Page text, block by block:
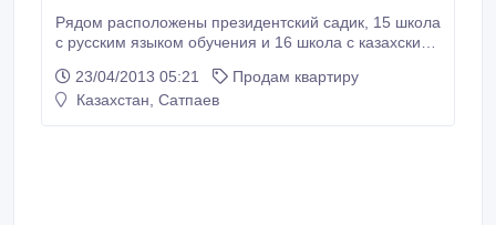
Рядом расположены президентский садик, 15 школа
с русским языком обучения и 16 школа с казахским
раздельные, подогрев воды осуществляется с
помощью титана. Имеются балкон и лоджия
23/04/2013 05:21
Продам квартиру
Казахстан, Сатпаев